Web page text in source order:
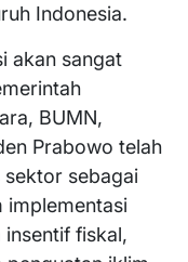
Indonesia.
akan sangat
BUMN,
Prabowo telah
sebagai
implementasi
insentif fiskal,